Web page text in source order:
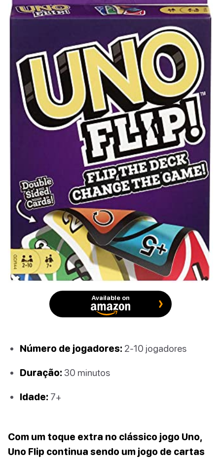
Available on
Número de jogadores: 2-10 jogadores
Duração: 30 minutos
Idade: 7+
Com um toque extra no clássico jogo Uno,
Uno Flip continua sendo um jogo de cartas